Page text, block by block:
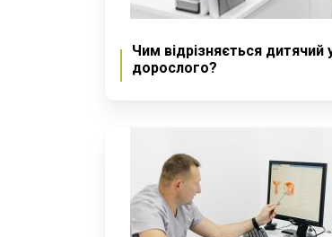
Чим відрізняється дитячий
дорослого?